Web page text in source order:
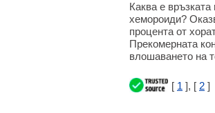
Каква е
хемороиди?
процента от
Прекомерната
влошаването на
[ 1 ], [ 2 ]